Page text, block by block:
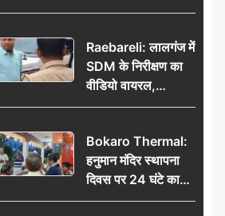
शव, संदिग्ध परिस्थितियों
Raebareli: लालगंज में
SDM के निरीक्षण का
वीडियो वायरल,
प्रशासनिक सक्रियता
कवायद?
Bokaro Thermal:
हनुमान मंदिर स्थापना
दिवस पर 24 घंटे का
अखंड हरि कीर्तन,